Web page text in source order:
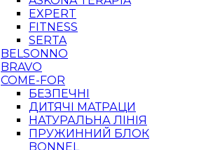
EXPERT
FITNESS
SERTA
BELSONNO
BRAVO
COME-FOR
БЕЗПЕЧНІ
ДИТЯЧІ МАТРАЦИ
НАТУРАЛЬНА ЛІНІЯ
ПРУЖИННИЙ БЛОК
BONNEL